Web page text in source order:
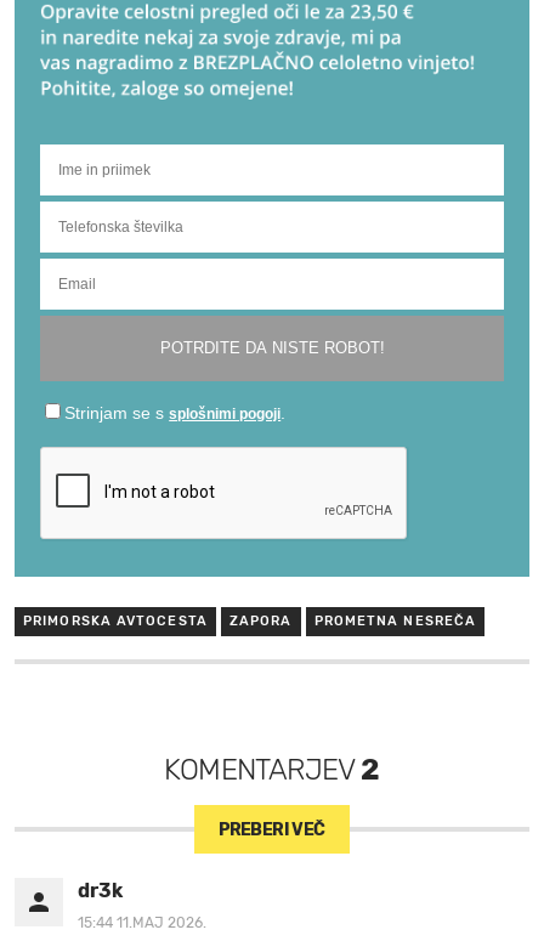
PRIMORSKA AVTOCESTA ZAPORA PROMETNA NESREČA
KOMENTARJEV2
PREBERI VEČ
dr3k
15:44 11.MAJ 2026.